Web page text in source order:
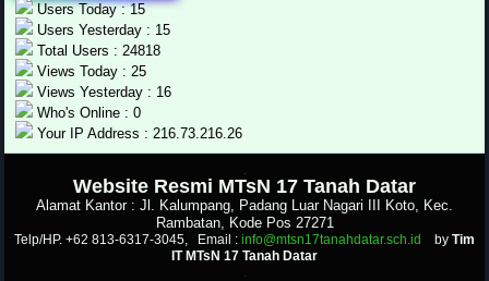
Users Today : 15
Users Yesterday : 15
Total Users : 24818
Views Today : 25
Views Yesterday : 16
Who's Online : 0
Your IP Address : 216.73.216.26
Website Resmi MTsN 17 Tanah Datar
Alamat Kantor : Jl. Kalumpang, Padang Luar Nagari III Koto, Kec.
Rambatan, Kode Pos 27271
Telp/HP. +62 813-6317-3045, Email : info@mtsn17tanahdatar.sch.id by Tim
IT MTsN 17 Tanah Datar
.